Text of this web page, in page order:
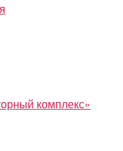
комплекс»